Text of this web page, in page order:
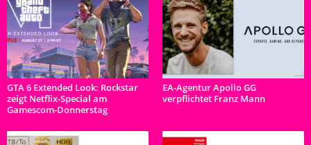
GTA 6 Extended Look: Rockstar
zeigt Netflix-Special am
Gamescom-Donnerstag
EA-Agentur Apollo GG
verpflichtet Franz Mann